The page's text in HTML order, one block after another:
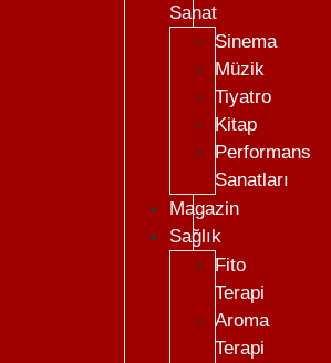
Sanat
Sinema
Müzik
Tiyatro
Kitap
Performans
Sanatları
Magazin
Sağlık
Fito
Terapi
Aroma
Terapi